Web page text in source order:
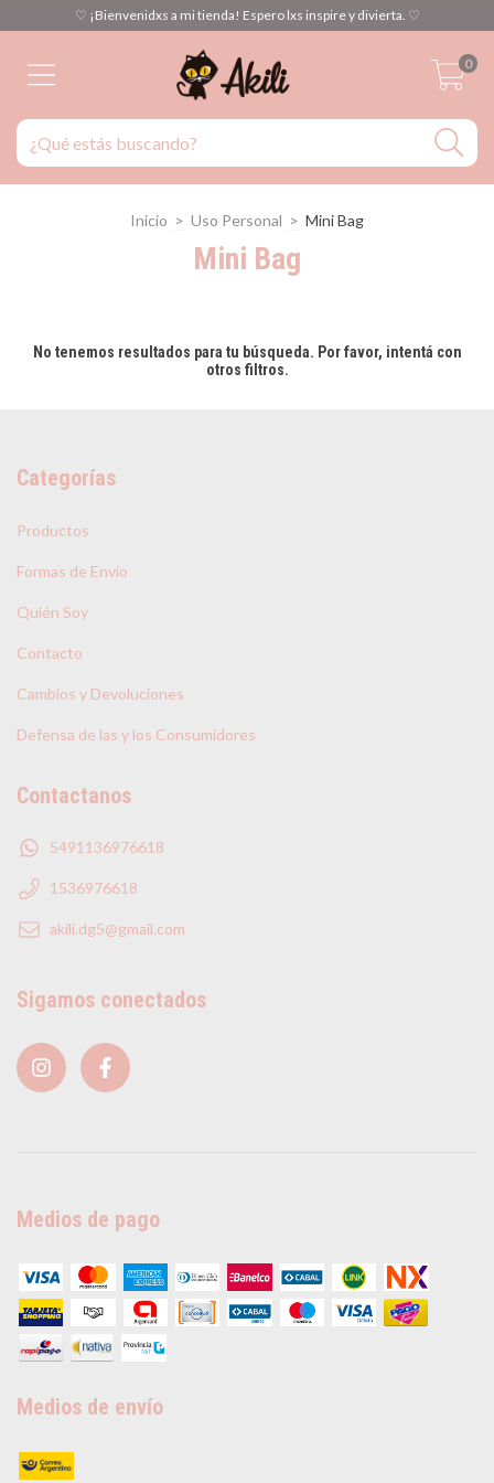
♡ ¡Bienvenidxs a mi tienda! Espero lxs inspire y divierta. ♡
0
Inicio > Uso Personal > Mini Bag
Mini Bag
No tenemos resultados para tu búsqueda. Por favor, intentá con
otros filtros.
Categorías
Productos
Formas de Envio
Quién Soy
Contacto
Cambios y Devoluciones
Defensa de las y los Consumidores
Contactanos
5491136976618
1536976618
akili.dg5@gmail.com
Sigamos conectados
Medios de pago
Medios de envío